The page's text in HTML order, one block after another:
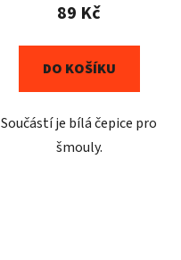
89 Kč
DO KOŠÍKU
Součástí je bílá čepice pro
šmouly.